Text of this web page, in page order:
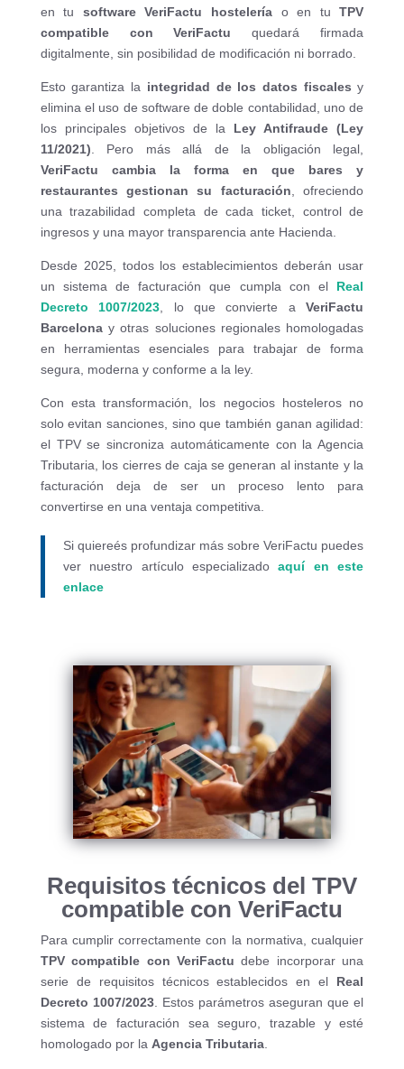
en tu software VeriFactu hostelería o en tuTPV
compatible con VeriFactu quedará firmada
digitalmente, sin posibilidad de modificación ni borrado.
Esto garantiza la integridad de los datos fiscales y
elimina el uso de software de doble contabilidad, uno de
los principales objetivos de la Ley Antifraude (Ley
11/2021). Pero más allá de la obligación legal,
VeriFactu cambia la forma en que bares y
restaurantes gestionan su facturación, ofreciendo
una trazabilidad completa de cada ticket, control de
ingresos y una mayor transparencia ante Hacienda.
Desde 2025, todos los establecimientos deberán usar
un sistema de facturación que cumpla con el Real
Decreto 1007/2023, lo que convierte aVeriFactu
Barcelonay otras soluciones regionales homologadas
en herramientas esenciales para trabajar de forma
segura, moderna y conforme a la ley.
Con esta transformación, los negocios hosteleros no
solo evitan sanciones, sino que también ganan agilidad:
el TPV se sincroniza automáticamente con la Agencia
Tributaria, los cierres de caja se generan al instante y la
facturación deja de ser un proceso lento para
convertirse en una ventaja competitiva.
Si quiereés profundizar más sobre VeriFactu puedes
ver nuestro artículo especializadoaquí en este
enlace
Requisitos técnicos del TPV
compatible con VeriFactu
Para cumplir correctamente con la normativa, cualquier
TPV compatible con VeriFactu debe incorporar una
serie de requisitos técnicos establecidos en el Real
Decreto 1007/2023. Estos parámetros aseguran que el
sistema de facturación sea seguro, trazable y esté
homologado por la Agencia Tributaria.